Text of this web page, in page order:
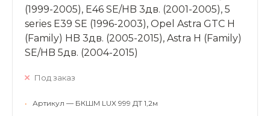
(1999-2005), Е46 SE/HB 3дв. (2001-2005), 5
series Е39 SE (1996-2003), Opel Astra GTC H
(Family) HB 3дв. (2005-2015), Astra Н (Family)
SE/HB 5дв. (2004-2015)
Под заказ
•
Артикул — БКШМ LUX 999 ДТ 1,2м